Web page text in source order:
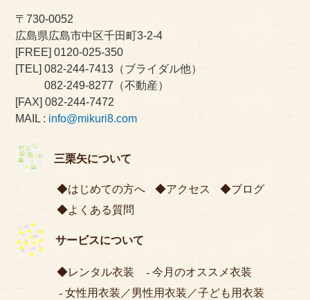
〒730-0052
広島県広島市中区千田町3-2-4
[FREE]0120-025-350
[TEL] 082-244-7413 （ブライダル他）
082-249-8277 （不動産）
[FAX] 082-244-7472
MAIL : info@mikuri8.com
三栗矢について
はじめての方へ アクセス
ブログ
よくある質問
サービスについて
レンタル衣装
今月のオススメ衣装
女性用衣装 ／男性用衣装 ／子ども用衣装